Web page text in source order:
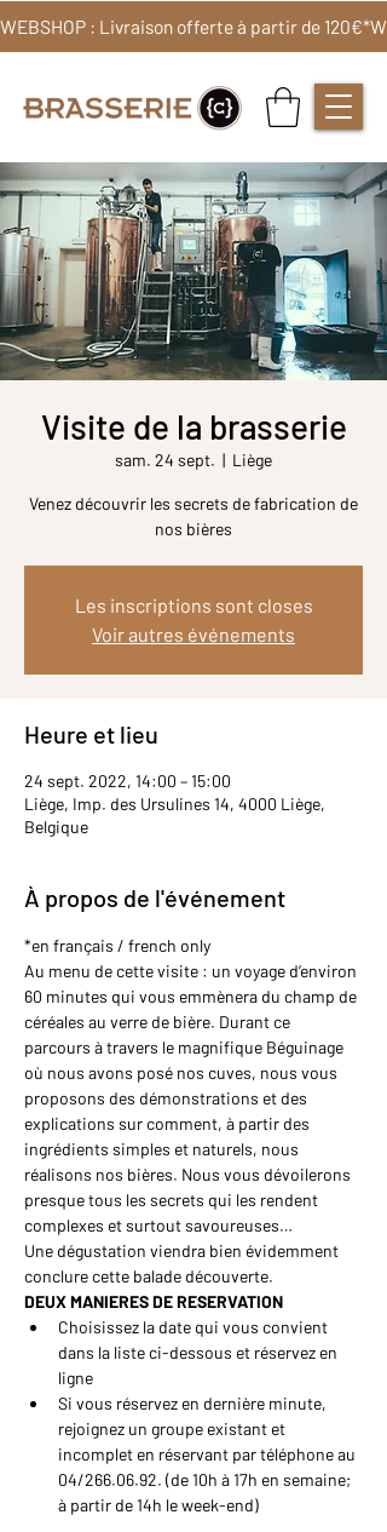
WEBSHOP : Livraison offerte à partir de 120€*
Visite de la brasserie
sam. 24 sept.
  |
Liège
Venez découvrir les secrets de fabrication de
nos bières
Les inscriptions sont closes
Voir autres événements
Heure et lieu
24 sept. 2022, 14:00 – 15:00
Liège, Imp. des Ursulines 14, 4000 Liège,
Belgique
À propos de l'événement
*en français / french only
Au menu de cette visite : un voyage d’environ
60 minutes qui vous emmènera du champ de
céréales au verre de bière. Durant ce
parcours à travers le magnifique Béguinage
où nous avons posé nos cuves, nous vous
proposons des démonstrations et des
explications sur comment, à partir des
ingrédients simples et naturels, nous
réalisons nos bières. Nous vous dévoilerons
presque tous les secrets qui les rendent
complexes et surtout savoureuses…
Une dégustation viendra bien évidemment
conclure cette balade découverte.
DEUX MANIERES DE RESERVATION
Choisissez la date qui vous convient
dans la liste ci-dessous et réservez en
ligne
Si vous réservez en dernière minute,
rejoignez un groupe existant et
incomplet en réservant par téléphone au
04/266.06.92. (de 10h à 17h en semaine;
à partir de 14h le week-end)